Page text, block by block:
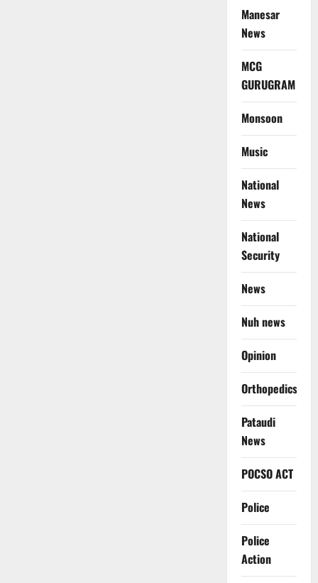
Manesar
News
MCG
GURUGRAM
Monsoon
Music
National
News
National
Security
News
Nuh news
Opinion
Orthopedics
Pataudi
News
POCSO ACT
Police
Police
Action